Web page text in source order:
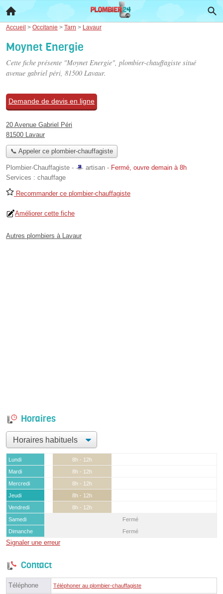
Accueil > Occitanie > Tarn > Lavaur
Moynet Energie
Cette fiche présente "Moynet Energie", plombier-chauffagiste situé
avenue gabriel péri, 81500 Lavaur.
Demande de devis en ligne
20 Avenue Gabriel Péri
81500 Lavaur
📞 Appeler ce plombier-chauffagiste
Plombier-Chauffagiste - artisan - Fermé, ouvre demain à 8h
Services : chauffage
Recommander ce plombier-chauffagiste
Améliorer cette fiche
Autres plombiers à Lavaur
Horaires
Lundi
8h - 12h
Mardi
8h - 12h
Mercredi
8h - 12h
Jeudi
8h - 12h
Vendredi
8h - 12h
Samedi
Fermé
Dimanche
Fermé
Signaler une erreur
Contact
Téléphone Téléphoner au plombier-chauffagiste